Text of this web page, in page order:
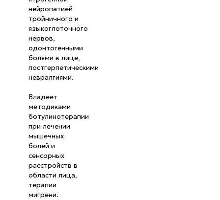
нейропатией
тройничного и
языкоглоточного
нервов,
одонтогенными
болями в лице,
постгерпетическими
невралгиями.
Владеет
методиками
ботулинотерапии
при лечении
мышечных
болей и
сенсорных
расстройств в
области лица,
терапии
мигрени.